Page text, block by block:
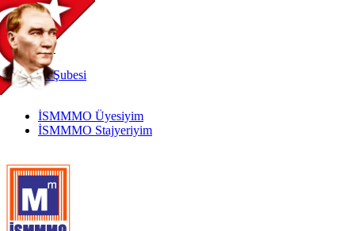
TR
|
EN
İnternetŞubesi
İSMMMO Üyesiyim
İSMMMO Stajyeriyim